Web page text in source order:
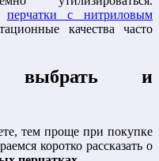
перчатки с нитриловым
качества часто
выбрать и
тем проще при покупке
коротко рассказать о